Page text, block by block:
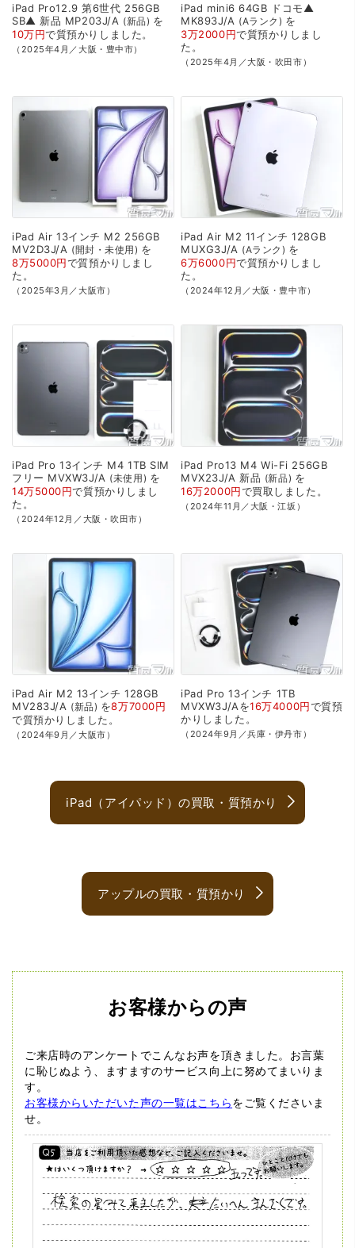
iPad Pro12.9 第6世代 256GB
SB▲ 新品 MP203J/A 新品
を
10万円で質預かり しました。
（2025年4月／大阪・豊中市）
iPad mini6 64GB ドコモ▲
MK893J/A
Aランク を
3万2000円で質預かり しまし
た。
（2025年4月／大阪・吹田市）
iPad Air 13インチ M2 256GB
MV2D3J/A
開封・未使用
を
8万5000円で質預かり しまし
た。
（2025年3月／大阪市）
iPad Air M2 11インチ 128GB
MUXG3J/A
Aランク を
6万6000円で質預かり しまし
た。
（2024年12月／大阪・豊中市）
iPad Pro 13インチ M4 1TB SIM
フリー MVXW3J/A 未使用
を
14万5000円で質預かり しまし
た。
（2024年12月／大阪・吹田市）
iPad Pro13 M4 Wi-Fi 256GB
MVX23J/A 新品 新品
を
16万2000円で買取 しました。
（2024年11月／大阪・江坂）
iPad Air M2 13インチ 128GB
MV283J/A
新品 を8万7000円
で質預かり しました。
（2024年9月／大阪市）
iPad Pro 13インチ 1TB
MVXW3J/Aを16万4000円で質預
かり しました。
（2024年9月／兵庫・伊丹市）
iPad（アイパッド）の買取・質預かり
アップルの買取・質預かり
お客様からの声
ご来店時のアンケートでこんなお声を頂きました。 お言葉
に恥じぬよう、ますますのサービス向上に努めてまいりま
す。
お客様からいただいた声の一覧はこちらをご覧くださいま
せ。